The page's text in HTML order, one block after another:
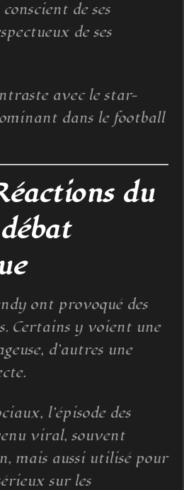
de ses
de ses
avec le star-
dans le football
du
ont provoqué des
Certains y voient une
d’autres une
l’épisode des
viral, souvent
mais aussi utilisé pour
sur les